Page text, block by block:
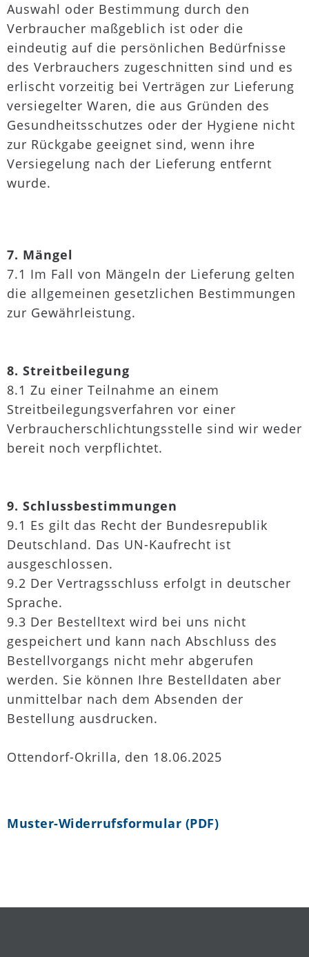
Auswahl oder Bestimmung durch den
Verbraucher maßgeblich ist oder die
eindeutig auf die persönlichen Bedürfnisse
des Verbrauchers zugeschnitten sind und es
erlischt vorzeitig bei Verträgen zur Lieferung
versiegelter Waren, die aus Gründen des
Gesundheitsschutzes oder der Hygiene nicht
zur Rückgabe geeignet sind, wenn ihre
Versiegelung nach der Lieferung entfernt
wurde.
7. Mängel
7.1 Im Fall von Mängeln der Lieferung gelten
die allgemeinen gesetzlichen Bestimmungen
zur Gewährleistung.
8. Streitbeilegung
8.1 Zu einer Teilnahme an einem
Streitbeilegungsverfahren vor einer
Verbraucherschlichtungsstelle sind wir weder
bereit noch verpflichtet.
9. Schlussbestimmungen
9.1 Es gilt das Recht der Bundesrepublik
Deutschland. Das UN-Kaufrecht ist
ausgeschlossen.
9.2 Der Vertragsschluss erfolgt in deutscher
Sprache.
9.3 Der Bestelltext wird bei uns nicht
gespeichert und kann nach Abschluss des
Bestellvorgangs nicht mehr abgerufen
werden. Sie können Ihre Bestelldaten aber
unmittelbar nach dem Absenden der
Bestellung ausdrucken.
Ottendorf-Okrilla, den 18.06.2025
Muster-Widerrufsformular (PDF)